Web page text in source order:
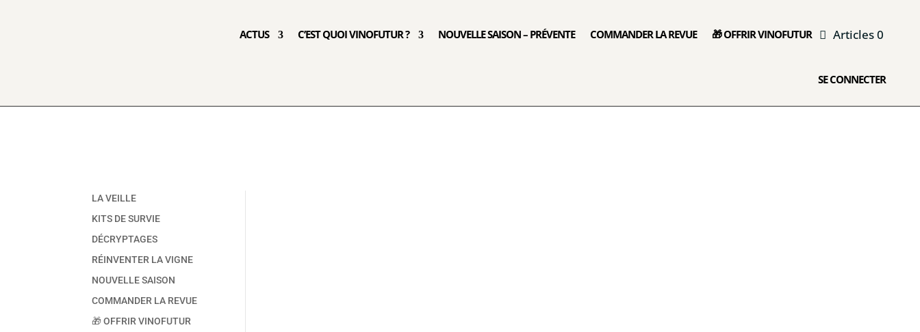
ACTUS C’EST QUOI VINOFUTUR ? NOUVELLE SAISON – PRÉVENTE COMMANDER LA REVUE 🎁 OFFRIR VINOFUTUR Articles 0
SE CONNECTER
LA VEILLE
KITS DE SURVIE
DÉCRYPTAGES
RÉINVENTER LA VIGNE
NOUVELLE SAISON
COMMANDER LA REVUE
🎁 OFFRIR VINOFUTUR